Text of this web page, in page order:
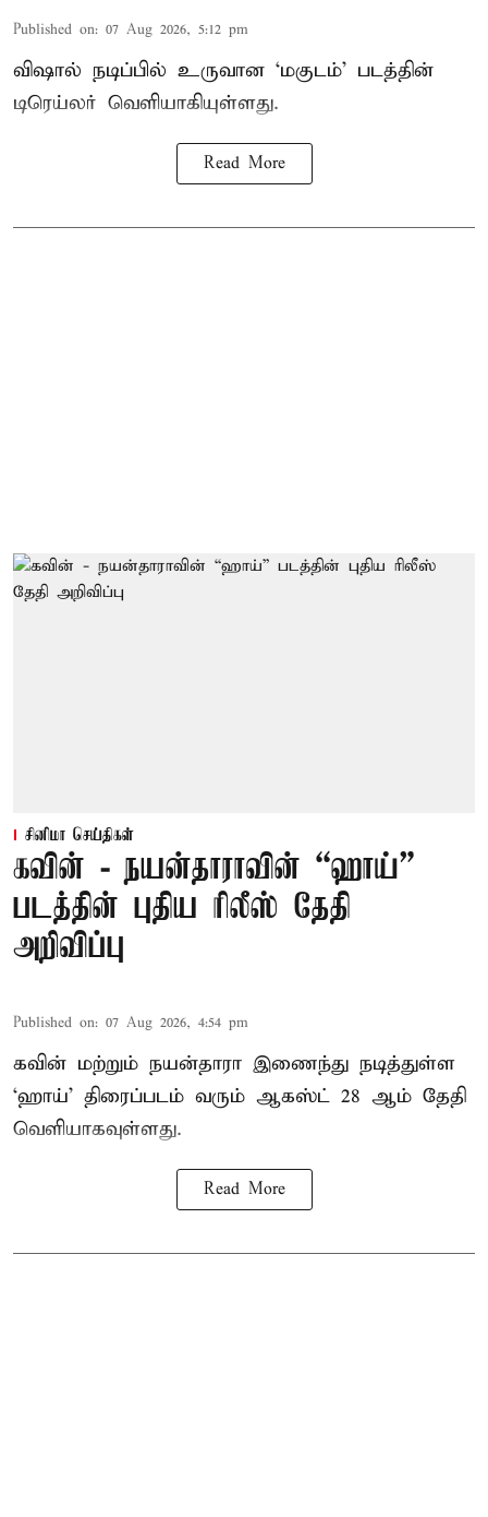
Published on: 07 Aug 2026, 5:12 pm
விஷால் நடிப்பில் உருவான ‘மகுடம்’ படத்தின்
டிரெய்லர் வெளியாகியுள்ளது.
Read More
சினிமா செய்திகள்
கவின் - நயன்தாராவின் “ஹாய்”
படத்தின் புதிய ரிலீஸ் தேதி
அறிவிப்பு
Published on: 07 Aug 2026, 4:54 pm
கவின் மற்றும் நயன்தாரா இணைந்து நடித்துள்ள
‘ஹாய்’ திரைப்படம் வரும் ஆகஸ்ட் 28 ஆம் தேதி
வெளியாகவுள்ளது.
Read More